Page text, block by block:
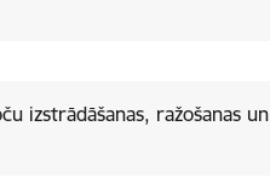
izstrādāšanas, ražošanas un